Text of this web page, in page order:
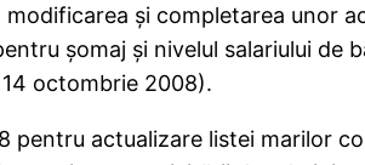
şi completarea unor
şomaj şi nivelul salariului de
octombrie 2008).
pentru actualizare listei marilor